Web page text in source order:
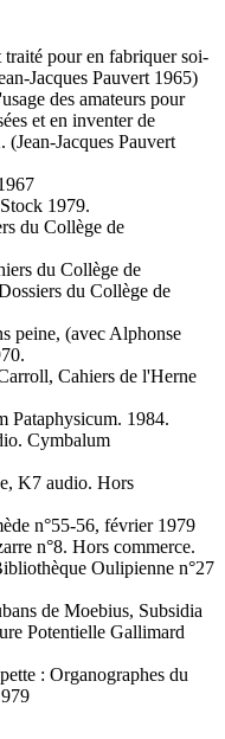
pour en fabriquer soi-
Jacques Pauvert 1965)
des amateurs pour
et en inventer de
Jacques Pauvert
1979.
du Collège de
du Collège de
du Collège de
peine, (avec Alphonse
Cahiers de l'Herne
Pataphysicum. 1984.
Cymbalum
K7 audio. Hors
n°55-56, février 1979
n°8. Hors commerce.
Oulipienne n°27
de Moebius, Subsidia
Potentielle Gallimard
: Organographes du